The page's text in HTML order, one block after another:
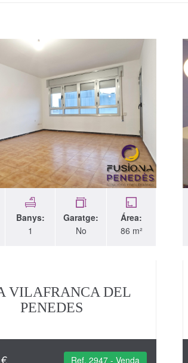
Banys:
1
Garatge:
No
Área:
86 m²
VILAFRANCA DEL
PENEDES
€ Ref. 2947 - Venda